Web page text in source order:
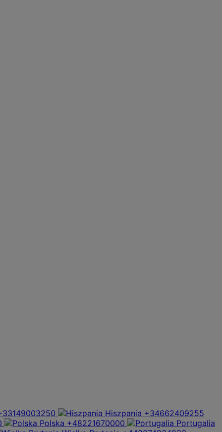
Hiszpania +34662409255
Polska +48221670000
Portugalia